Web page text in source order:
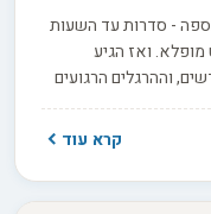
- סדרות עד השעות
ואז הגיע
וההרגלים הרגועים
להפוך אותם
קרא עוד